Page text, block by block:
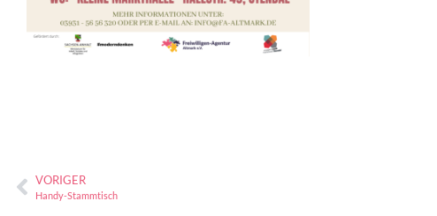
VORIGER
Handy-Stammtisch